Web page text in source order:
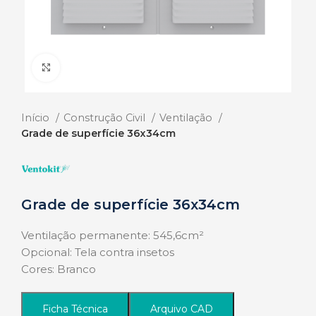
Início Construção Civil
Ventilação
Grade de superfície 36x34cm
Grade de superfície 36x34cm
Ventilação permanente: 545,6cm²
Opcional: Tela contra insetos
Cores: Branco
Ficha Técnica Arquivo CAD